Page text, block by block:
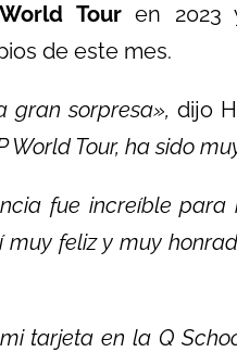
Touren 2023
de este mes.
gran sorpresa», dijo
World Tour, ha sido
fue increíble
muy feliz y muy
tarjeta en la Q